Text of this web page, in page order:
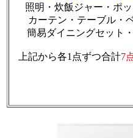
照明・炊飯ジャー・ポ
カーテン・テーブル・
簡易ダイニングセット
上記から各1点ずつ合計7